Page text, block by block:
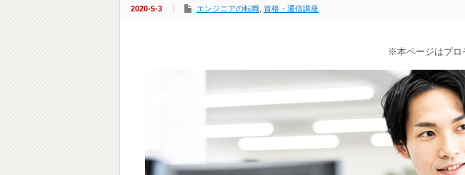
2020-5-3 エンジニアの転職 資格・通信講座
※本ページはプロ